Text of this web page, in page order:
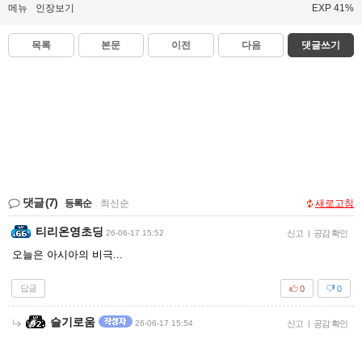
메뉴 인장보기 EXP 41%
목록 본문 이전 다음 댓글쓰기
댓글(7) 등록순 최신순 새로고침
티리온영초딩 26-06-17 15:52 신고 | 공감 확인
오늘은 아시아의 비극...
답글 0
0
슬기로움 26-06-17 15:54 신고 | 공감 확인